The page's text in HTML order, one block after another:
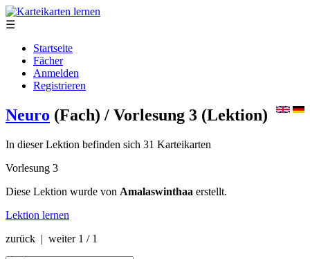
☰
Startseite
Fächer
Anmelden
Registrieren
Neuro (Fach) / Vorlesung 3 (Lektion)
In dieser Lektion befinden sich 31 Karteikarten
Vorlesung 3
Diese Lektion wurde von Amalaswinthaa erstellt.
Lektion lernen
zurück | weiter 1 / 1